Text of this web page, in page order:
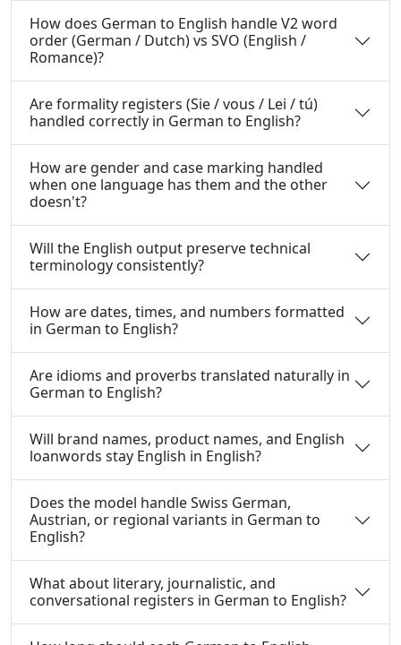
How does German to English handle V2 word
order (German / Dutch) vs SVO (English /
Romance)?
Are formality registers (Sie / vous / Lei / tú)
handled correctly in German to English?
How are gender and case marking handled
when one language has them and the other
doesn't?
Will the English output preserve technical
terminology consistently?
How are dates, times, and numbers formatted
in German to English?
Are idioms and proverbs translated naturally in
German to English?
Will brand names, product names, and English
loanwords stay English in English?
Does the model handle Swiss German,
Austrian, or regional variants in German to
English?
What about literary, journalistic, and
conversational registers in German to English?